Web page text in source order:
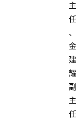
主
任
、
金
建
耀
副
主
任